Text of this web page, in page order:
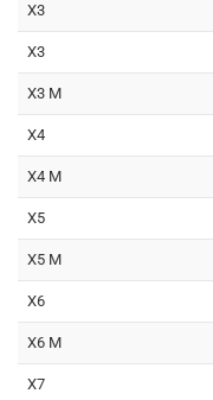
X3
X3
X3 M
X4
X4 M
X5
X5 M
X6
X6 M
X7